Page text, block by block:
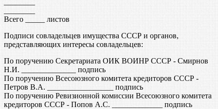
Всего _____ листов
Подписи совладельцев имущества СССР и органов,
представляющих интересы совладельцев:
По поручению Секретариата ОИК ВОИНР СССР - Смирнов
Н.И. ______________ подпись
По поручению Всесоюзного комитета кредиторов СССР -
Петров В.А. _________________ подпись
По поручению Ревизионной комиссии Всесоюзного комитета
кредиторов СССР - Попов А.С. _____________ подпись